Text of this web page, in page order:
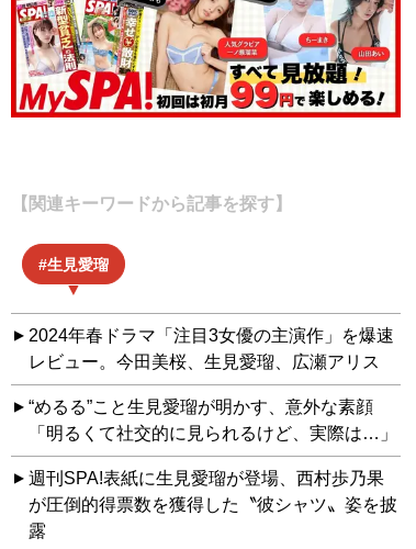
【関連キーワードから記事を探す】
生見愛瑠
2024年春ドラマ「注目3女優の主演作」を爆速
レビュー。今田美桜、生見愛瑠、広瀬アリス
“めるる”こと生見愛瑠が明かす、意外な素顔
「明るくて社交的に見られるけど、実際は…」
週刊SPA!表紙に生見愛瑠が登場、西村歩乃果
が圧倒的得票数を獲得した〝彼シャツ〟姿を披
露